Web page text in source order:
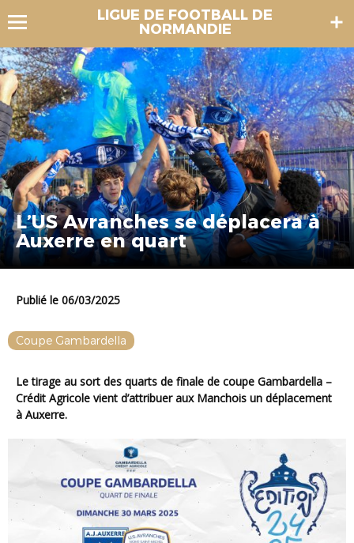
LIGUE DE FOOTBALL DE
NORMANDIE
L’US Avranches se déplacera à
Auxerre en quart
Publié le 06/03/2025
Coupe Gambardella
Le tirage au sort des quarts de finale de coupe Gambardella –
Crédit Agricole vient d’attribuer aux Manchois un déplacement
à Auxerre.